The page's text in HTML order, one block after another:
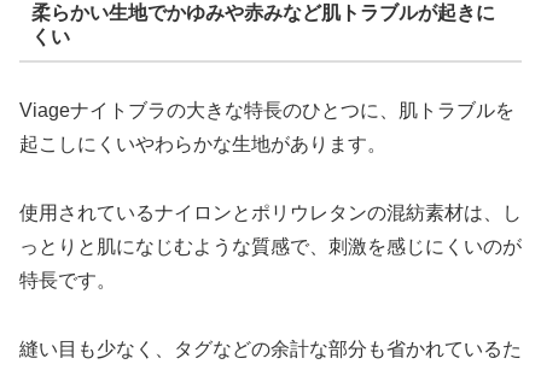
柔らかい生地でかゆみや赤みなど肌トラブルが起きに
くい
Viageナイトブラの大きな特長のひとつに、肌トラブルを
起こしにくいやわらかな生地があります。
使用されているナイロンとポリウレタンの混紡素材は、し
っとりと肌になじむような質感で、刺激を感じにくいのが
特長です。
縫い目も少なく、タグなどの余計な部分も省かれているた